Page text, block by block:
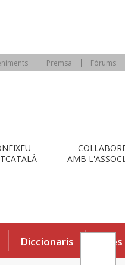
Premsa Fòrums
AMB
Diccionaris Eines